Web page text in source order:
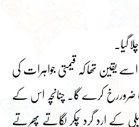
گیا۔
یقین تھا کہ قیمتی جواہرات کی
کا ضروررخ کرے گا۔ چنانچہ اس کے
کے ارد گرد چکر لگاتے پھرتے